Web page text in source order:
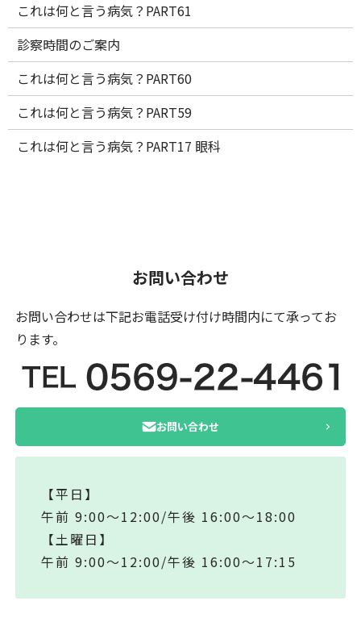
これは何と言う病気？PART61
診察時間のご案内
これは何と言う病気？PART60
これは何と言う病気？PART59
これは何と言う病気？PART17 眼科
お問い合わせ
お問い合わせは下記お電話受け付け時間内にて承ってお
ります。
お問い合わせ
【平日】
午前 9:00～12:00/午後 16:00～18:00
【土曜日】
午前 9:00～12:00/午後 16:00～17:15